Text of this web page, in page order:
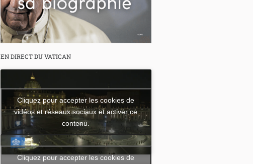
EN DIRECT DU VATICAN
Cliquez pour accepter les cookies de
vidéos et réseaux sociaux et activer ce
contenu.
Cliquez pour accepter les cookies de